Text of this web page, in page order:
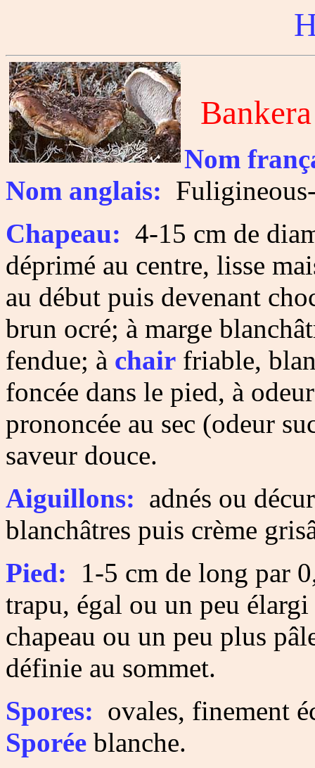
Nom
Nom anglais:
Chapeau: 4-15 cm de
déprimé au centre, lisse
au début puis devenant
brun ocré; à marge
fendue; à chair friable,
foncée dans le pied, à
prononcée au sec (odeur
saveur douce.
Aiguillons: adnés ou
blanchâtres puis crème
Pied: 1-5 cm de long par
trapu, égal ou un peu
chapeau ou un peu plus
définie au sommet.
Spores: ovales, finement
Sporée blanche.